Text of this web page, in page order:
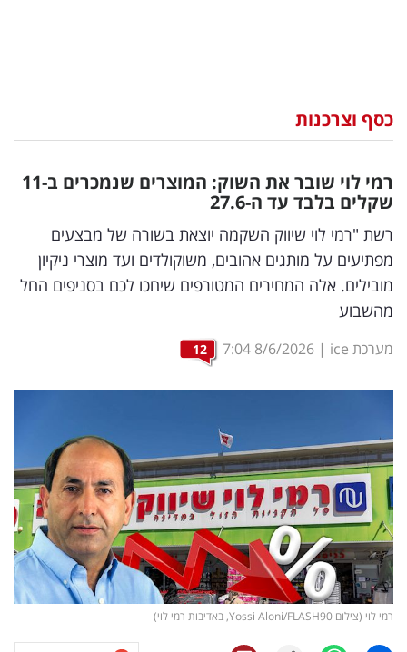
וצרכנות
דיגיטל
וטק
שיווק
ופרסום
משפט
מדדים
דעות
רכילות
עסקית
קריפטו
ויראלי
כסף וצרכנות
רמי לוי שובר את השוק: המוצרים שנמכרים ב-11
שקלים בלבד עד ה-27.6
רשת "רמי לוי שיווק השקמה יוצאת בשורה של מבצעים
מפתיעים על מותגים אהובים, משוקולדים ועד מוצרי ניקיון
מובילים. אלה המחירים המטורפים שיחכו לכם בסניפים החל
מהשבוע
מערכת ice |
8/6/2026
7:04
12
רמי לוי (צילום Yossi Aloni/FLASH90, באדיבות רמי לוי)